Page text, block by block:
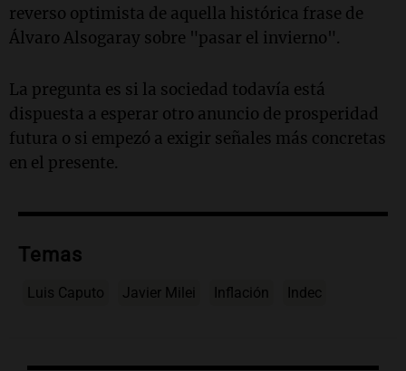
reverso optimista de aquella histórica frase de
Álvaro Alsogaray sobre "pasar el invierno".
La pregunta es si la sociedad todavía está
dispuesta a esperar otro anuncio de prosperidad
futura o si empezó a exigir señales más concretas
en el presente.
Temas
Luis Caputo Javier Milei Inflación Indec